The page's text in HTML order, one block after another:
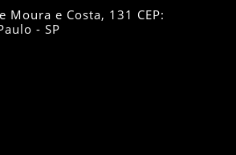
Moura e Costa, 131 CEP:
- SP